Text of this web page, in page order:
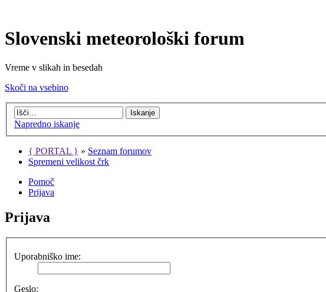
Slovenski meteorološki forum
Vreme v slikah in besedah
Skoči na vsebino
Napredno iskanje
{ PORTAL } » Seznam forumov
Spremeni velikost črk
Pomoč
Prijava
Prijava
Uporabniško ime:
Geslo: